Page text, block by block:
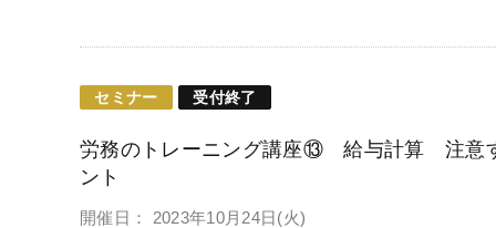
セミナー 受付終了
労務のトレーニング講座⑬ 給与計算 注意
ント
開催日： 2023年10月24日(火)